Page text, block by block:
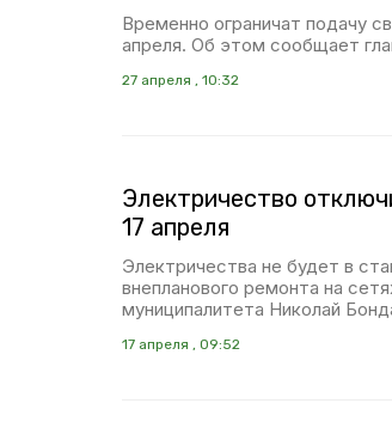
Временно ограничат подачу
апреля. Об этом сообщает
27 апреля , 10:32
Электричество
17 апреля
Электричества не будет в
внепланового ремонта на
муниципалитета Николай
17 апреля , 09:52